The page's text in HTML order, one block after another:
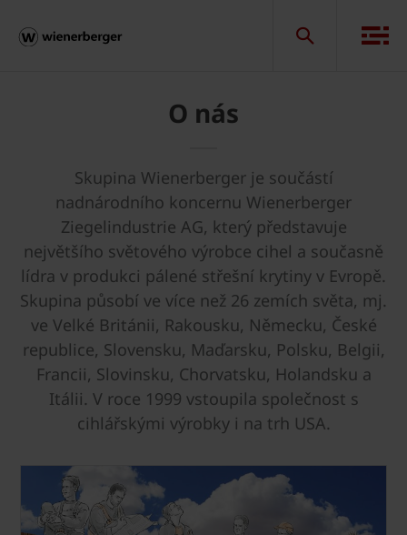
O nás
Skupina Wienerberger je součástí
nadnárodního koncernu Wienerberger
Ziegelindustrie AG, který představuje
největšího světového výrobce cihel a současně
lídra v produkci pálené střešní krytiny v Evropě.
Skupina působí ve více než 26 zemích světa, mj.
ve Velké Británii, Rakousku, Německu, České
republice, Slovensku, Maďarsku, Polsku, Belgii,
Francii, Slovinsku, Chorvatsku, Holandsku a
Itálii. V roce 1999 vstoupila společnost s
cihlářskými výrobky i na trh USA.